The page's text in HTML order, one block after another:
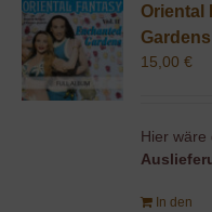
Oriental
Gardens
15,00€
Hier wäre
In den